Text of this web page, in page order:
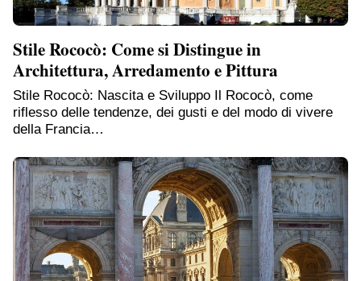
Stile Rococò: Come si Distingue in
Architettura, Arredamento e Pittura
Stile Rococò: Nascita e Sviluppo Il Rococò, come
riflesso delle tendenze, dei gusti e del modo di vivere
della Francia…